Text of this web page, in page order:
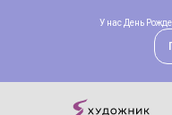
У нас День